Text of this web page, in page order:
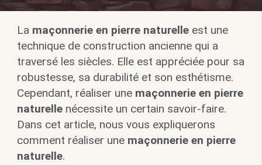
La maçonnerie en pierre naturelleest une
technique de construction ancienne qui a
traversé les siècles. Elle est appréciée pour sa
robustesse, sa durabilité et son esthétisme.
Cependant, réaliser une maçonnerie en pierre
naturellenécessite un certain savoir-faire.
Dans cet article, nous vous expliquerons
comment réaliser une maçonnerie en pierre
naturelle.